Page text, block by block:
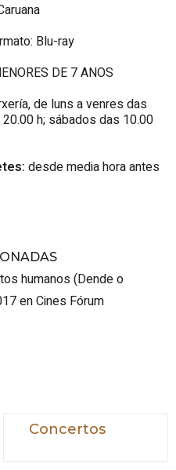
Blu-ray
DE 7 ANOS
de luns a venres das
h; sábados das 10.00
desde media hora antes
humanos (Dende o
en Cines Fórum
Concertos